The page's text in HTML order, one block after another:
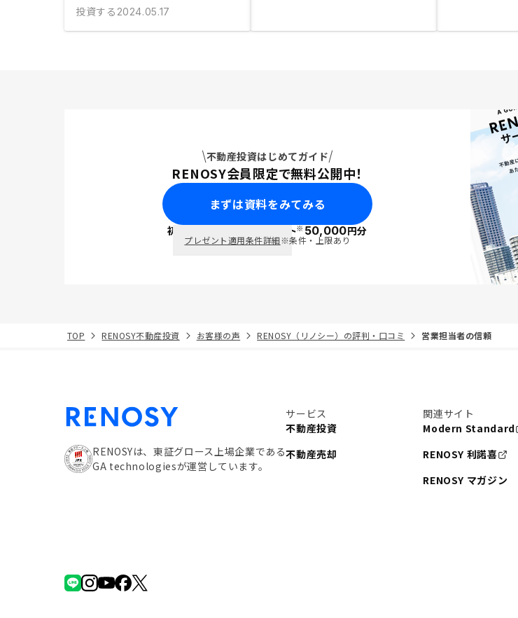
投資する 2024.05.17
不動産投資はじめてガイド
RENOSY会員限定で無料公開中！
まずは資料をみてみる
初回面談で ポイント※50,000円分
プレゼント適用条件詳細※条件・上限あり
TOP RENOSY不動産投資 お客様の声 RENOSY（リノシー）の評判・口コミ 営業担当者の信頼
RENOSYは、東証グロース上場企業である
GA technologiesが運営しています。
サービス
不動産投資
不動産売却
関連サイト
Modern Standard
RENOSY 利諾喜
RENOSY マガジン